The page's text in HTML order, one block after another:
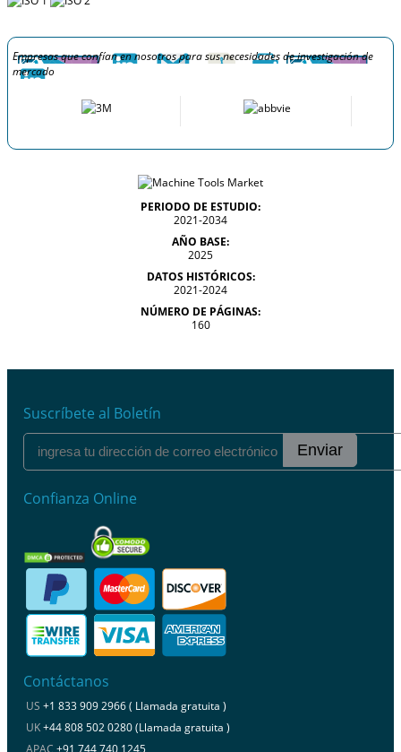
Empresas que confían en nosotros para sus necesidades de investigación de
mercado
PERIODO DE ESTUDIO:
2021-2034
AÑO BASE:
2025
DATOS HISTÓRICOS:
2021-2024
NÚMERO DE PÁGINAS:
160
Suscríbete al Boletín
Enviar
Confianza Online
Contáctanos
US +1 833 909 2966 ( Llamada gratuita )
UK+44 808 502 0280 (Llamada gratuita )
APAC +91 744 740 1245